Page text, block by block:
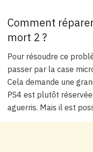
Comment
mort 2 ?
Pour résoudre ce
passer par la case
Cela demande une
PS4 est plutôt
aguerris. Mais il est